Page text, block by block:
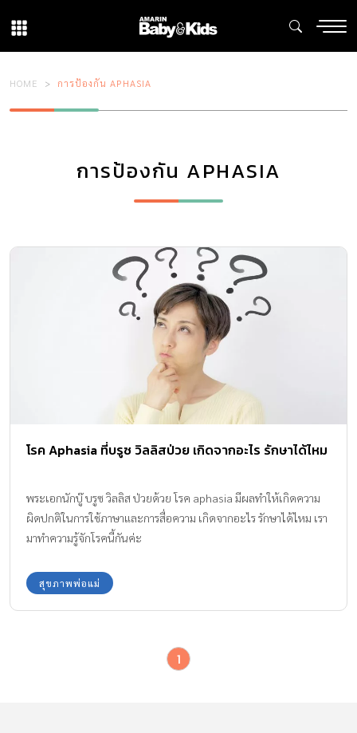
HOME การป้องกัน APHASIA
การป้องกัน APHASIA
โรค Aphasia ที่บรูซ วิลลิสป่วย เกิดจากอะไร รักษาได้ไหม
พระเอกนักบู๊ บรูซ วิลลิส ป่วยด้วย โรค aphasia มีผลทำให้เกิดความ
ผิดปกติในการใช้ภาษาและการสื่อความ เกิดจากอะไร รักษาได้ไหม เรา
มาทำความรู้จักโรคนี้กันค่ะ
สุขภาพพ่อแม่
1